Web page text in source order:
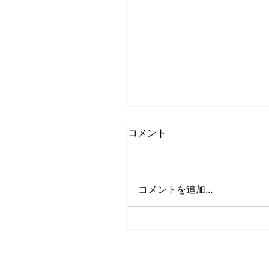
アンサンブルは楽しい
年末年始を過ぎたあたりか
ン・ウィークが目の前に迫っ
る。ぼやっと過ごしていると
流れをあっという間に感じ
コメント
コメントを追加…